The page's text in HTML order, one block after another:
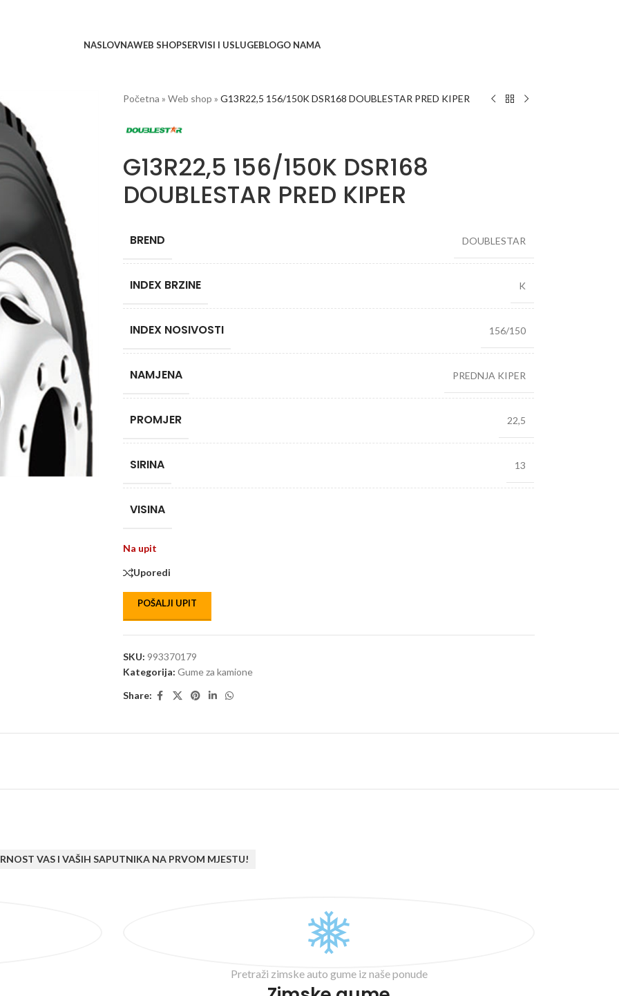
NASLOVNAWEB SHOPSERVISI I USLUGEBLOGO NAMA
Početna » Web shop » G13R22,5 156/150K DSR168 DOUBLESTAR PRED KIPER
G13R22,5 156/150K DSR168
DOUBLESTAR PRED KIPER
BREND DOUBLESTAR
INDEX BRZINE K
INDEX NOSIVOSTI 156/150
NAMJENA PREDNJA KIPER
PROMJER 22,5
SIRINA 13
VISINA
Na upit
Uporedi
POŠALJI UPIT
SKU: 993370179
Kategorija: Gume za kamione
Share:
VAS I VAŠIH SAPUTNIKA NA PRVOM MJESTU!
Pretraži zimske auto gume iz naše ponude